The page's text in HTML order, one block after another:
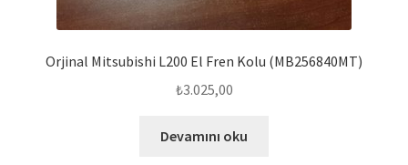
Orjinal Mitsubishi L200 El Fren Kolu (MB256840MT)
₺3.025,00
Devamını oku